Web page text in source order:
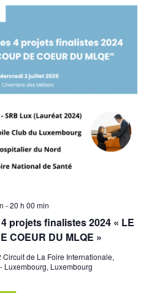
projets finalistes 2024 « LE
COEUR DU MLQE »
-20 h 00 min
Circuit de La Foire Internationale,
Luxembourg, Luxembourg